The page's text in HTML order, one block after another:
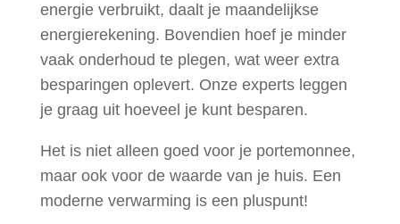
energie verbruikt, daalt je maandelijkse
energierekening. Bovendien hoef je minder
vaak onderhoud te plegen, wat weer extra
besparingen oplevert. Onze experts leggen
je graag uit hoeveel je kunt besparen.
Het is niet alleen goed voor je portemonnee,
maar ook voor de waarde van je huis. Een
moderne verwarming is een pluspunt!